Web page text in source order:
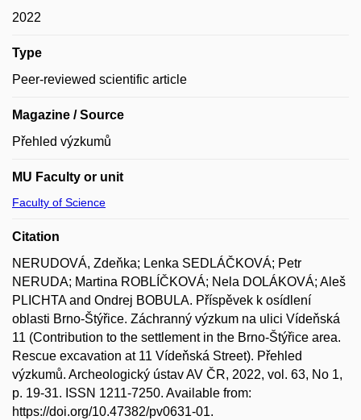
2022
Type
Peer-reviewed scientific article
Magazine / Source
Přehled výzkumů
MU Faculty or unit
Faculty of Science
Citation
NERUDOVÁ, Zdeňka; Lenka SEDLÁČKOVÁ; Petr
NERUDA; Martina ROBLÍČKOVÁ; Nela DOLÁKOVÁ; Aleš
PLICHTA and Ondrej BOBULA. Příspěvek k osídlení
oblasti Brno-Štýřice. Záchranný výzkum na ulici Vídeňská
11 (Contribution to the settlement in the Brno-Štýřice area.
Rescue excavation at 11 Vídeňská Street). Přehled
výzkumů. Archeologický ústav AV ČR, 2022, vol. 63, No 1,
p. 19-31. ISSN 1211-7250. Available from:
https://doi.org/10.47382/pv0631-01.